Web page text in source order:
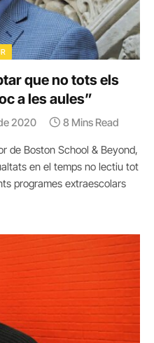
que no tots els
a les aules”
2020 8 Mins Read
de Boston School & Beyond,
en el temps no lectiu tot
programes extraescolars